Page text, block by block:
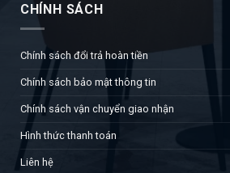
CHÍNH SÁCH
Chính sách đổi trả hoàn tiền
Chính sách bảo mật thông tin
Chính sách vận chuyển giao nhận
Hình thức thanh toán
Liên hệ